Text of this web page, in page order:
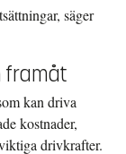
säger
framåt
kan driva
kostnader,
drivkrafter.